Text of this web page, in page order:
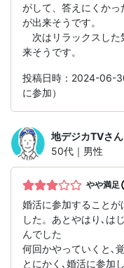
がして、答えにくか
が出来そうです。
次はリラックスした
来そうです。
投稿日時：2024-06-
に参加）
地デジカTVさん
50代｜男性
やや満足
婚活に参加することが
した。あとやはり､は
んでした
何回かやっていくと､
とにかく､婚活に参加